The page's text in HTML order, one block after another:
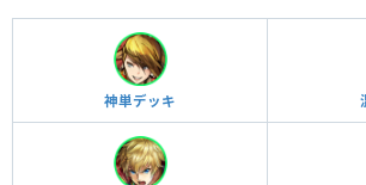
神単デッキ